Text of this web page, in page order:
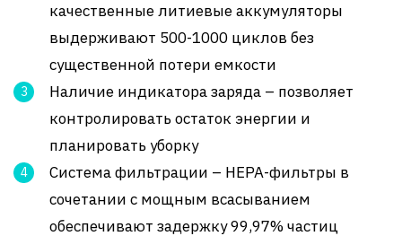
качественные литиевые аккумуляторы
выдерживают 500-1000 циклов без
существенной потери емкости
Наличие индикатора заряда – позволяет
контролировать остаток энергии и
планировать уборку
Система фильтрации – HEPA-фильтры в
сочетании с мощным всасыванием
обеспечивают задержку 99,97% частиц